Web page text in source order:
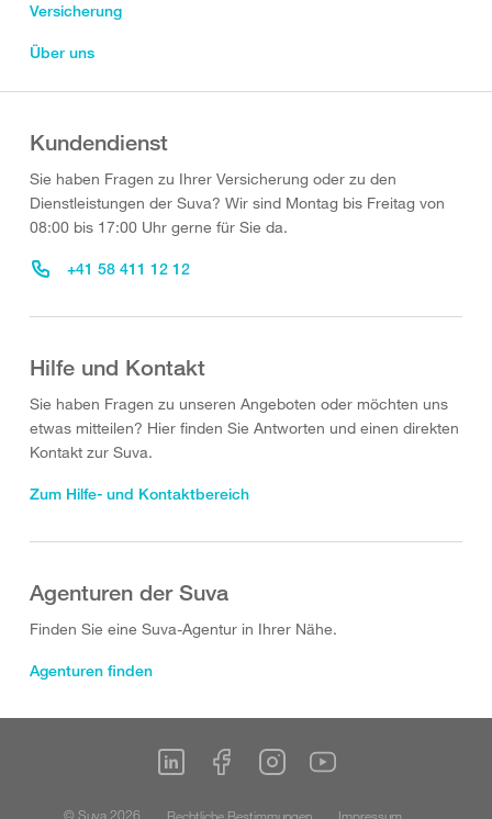
Versicherung
Über uns
Kundendienst
Sie haben Fragen zu Ihrer Versicherung oder zu den
Dienstleistungen der Suva? Wir sind Montag bis Freitag von
08:00 bis 17:00 Uhr gerne für Sie da.
+41 58 411 12 12
Hilfe und Kontakt
Sie haben Fragen zu unseren Angeboten oder möchten uns
etwas mitteilen? Hier finden Sie Antworten und einen direkten
Kontakt zur Suva.
Zum Hilfe- und Kontaktbereich
Agenturen der Suva
Finden Sie eine Suva-Agentur in Ihrer Nähe.
Agenturen finden
© Suva 2026